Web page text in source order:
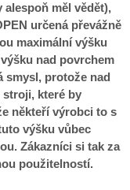
měl vědět),
určená převážně
maximální výšku
nad povrchem
smysl, protože nad
které by
někteří výrobci to s
výšku vůbec
Zákazníci si tak za
použitelností.